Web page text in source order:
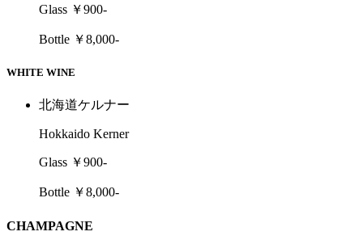
Glass ￥900-
Bottle ￥8,000-
WHITE WINE
北海道ケルナー
Hokkaido Kerner
Glass ￥900-
Bottle ￥8,000-
CHAMPAGNE